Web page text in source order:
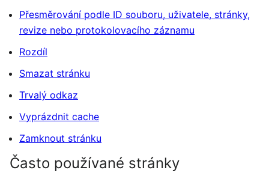
Přesměrování podle ID souboru, uživatele, stránky,
revize nebo protokolovacího záznamu
Rozdíl
Smazat stránku
Trvalý odkaz
Vyprázdnit cache
Zamknout stránku
Často používané stránky